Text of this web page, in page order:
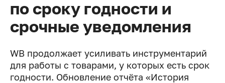
по сроку годности и
срочные уведомления
WB продолжает усиливать инструментарий
для работы с товарами, у которых есть срок
годности. Обновление отчёта «История